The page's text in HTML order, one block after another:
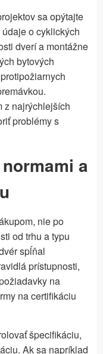
sa opýtajte
o cyklických
dverí a montážne
bytových
z najrýchlejších
problémy s
a
nie po
od trhu a typu
spĺňal
prístupnosti,
na
na certifikáciu
špecifikáciu,
Ak sa napríklad